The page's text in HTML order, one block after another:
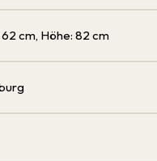
cm, Höhe: 82 cm